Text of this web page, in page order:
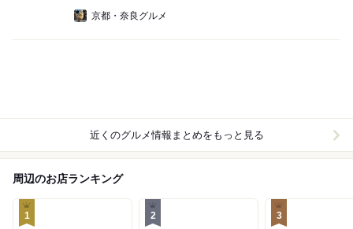
京都・奈良グルメ
近くのグルメ情報まとめをもっと見る
周辺のお店ランキング
1 2 3